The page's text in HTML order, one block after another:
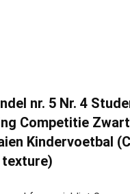
nr. 5 Nr. 4
Competitie
Kindervoetbal